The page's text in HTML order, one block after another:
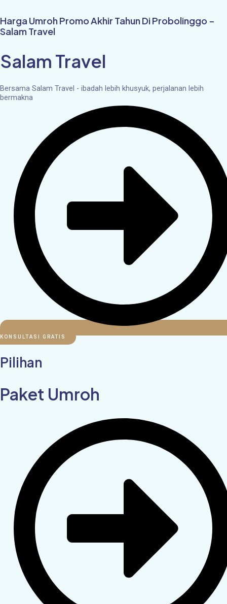
content
Harga Umroh Promo Akhir Tahun Di Probolinggo –
Salam Travel
Salam Travel
Bersama Salam Travel - ibadah lebih khusyuk, perjalanan lebih
bermakna
KONSULTASI GRATIS
Pilihan
Paket Umroh